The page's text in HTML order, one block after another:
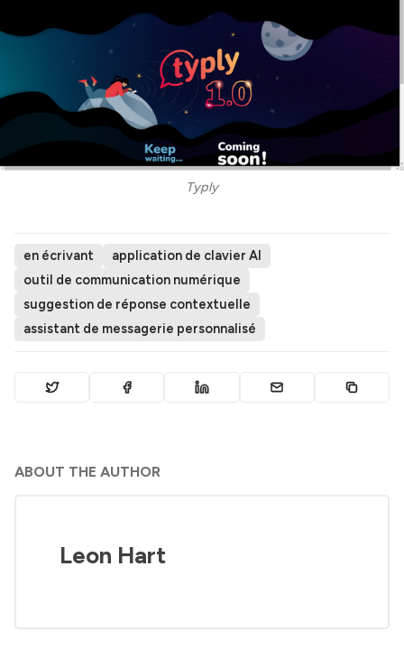
Typly
en écrivant
application de clavier AI
outil de communication numérique
suggestion de réponse contextuelle
assistant de messagerie personnalisé
ABOUT THE AUTHOR
Leon Hart